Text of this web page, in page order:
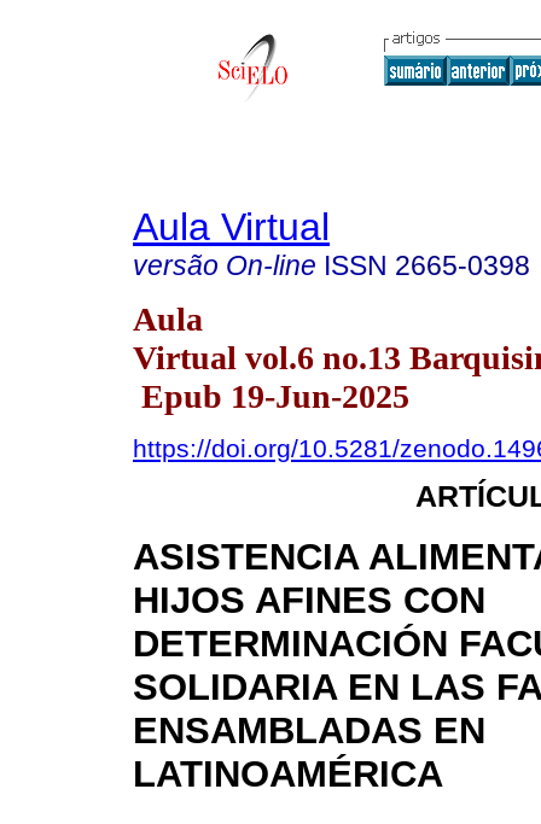
Aula Virtual
versão On-line ISSN 2665-0398
Aula
Virtual vol.6 no.13
Epub 19-Jun-2025
https://doi.org/10.5281/
ASISTENCIA
HIJOS AFINES CON
DETERMINACIÓN
SOLIDARIA EN LAS
ENSAMBLADAS EN
LATINOAMÉRICA